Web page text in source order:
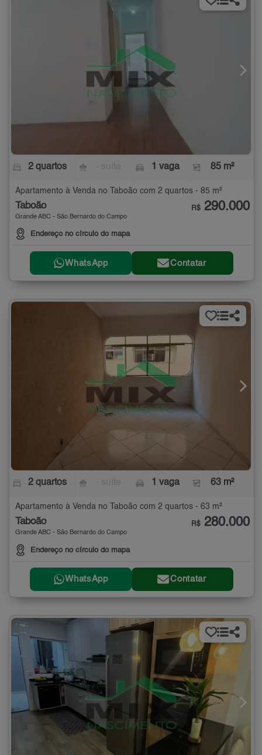
2 quartos 1 vaga 85 m²
Apartamento à Venda no Taboão com 2 quartos - 85 m²
Taboão
Grande ABC - São Bernardo do Campo
Endereço no círculo do mapa
R$ 290.000
WhatsApp Contatar
2 quartos 1 vaga 63 m²
Apartamento à Venda no Taboão com 2 quartos - 63 m²
Taboão
Grande ABC - São Bernardo do Campo
Endereço no círculo do mapa
R$ 280.000
WhatsApp Contatar